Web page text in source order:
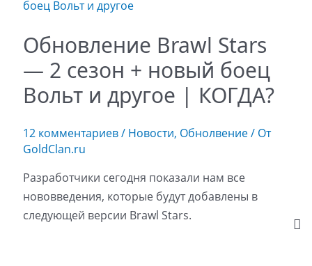
Обновление Brawl Stars
— 2 сезон + новый боец
Вольт и другое | КОГДА?
12 комментариев/ Новости, Обнолвение/ От
GoldClan.ru
Разработчики сегодня показали нам все
нововведения, которые будут добавлены в
следующей версии Brawl Stars.